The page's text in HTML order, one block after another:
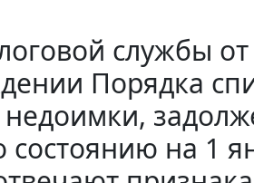
службы от
Порядка
на 1